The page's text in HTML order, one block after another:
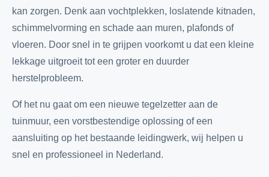
kan zorgen. Denk aan vochtplekken, loslatende kitnaden,
schimmelvorming en schade aan muren, plafonds of
vloeren. Door snel in te grijpen voorkomt u dat een kleine
lekkage uitgroeit tot een groter en duurder
herstelprobleem.
Of het nu gaat om een nieuwe tegelzetter aan de
tuinmuur, een vorstbestendige oplossing of een
aansluiting op het bestaande leidingwerk, wij helpen u
snel en professioneel in Nederland.